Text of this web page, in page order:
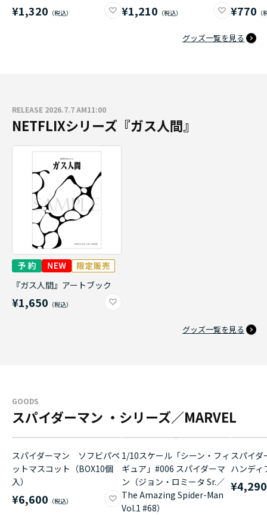
¥1,320 ¥1,210 ¥770
グッズ一覧を見る
RELEASE 2026.7.7 AM11:00
NETFLIXシリーズ『ガス人間』
『ガス人間』アートブック
¥1,650
グッズ一覧を見る
GOODS
スパイダーマン ・シリーズ／MARVEL
スパイダーマン ソフビパペ
ットマスコット（BOX10個
入）
¥6,600
1/10スケール「シーン・フィ
ギュア」#006 スパイダーマ
ン（ジョン・ロミータ Sr.／
The Amazing Spider-Man
Vol.1 #68）
スパイ
ハンディ
¥4,290